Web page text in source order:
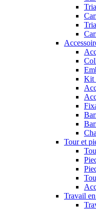
Kit
Tour et
Travail